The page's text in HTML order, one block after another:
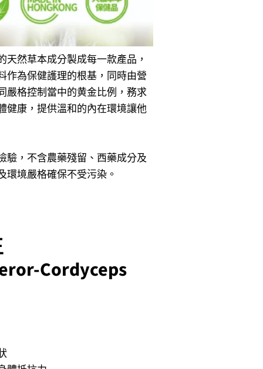
天然草本成分製成每一款產品，
作為保健護理的根基，同時由營
嚴格控制當中的黄金比例，務求
健康，提供溫和的內在環境讓他
驗，不含農藥殘留、西藥成分及
環境嚴格確保不受污染。
Cordyceps